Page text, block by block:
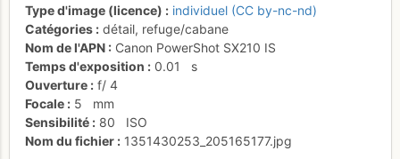
Type d'image (licence)
individuel (CC by-nc-nd)
Catégories
détail, refuge/cabane
Nom de l'APN
Canon PowerShot SX210 IS
Temps d'exposition
0.01
s
Ouverture
f/ 4
Focale
5
mm
Sensibilité
80
ISO
Nom du fichier
1351430253_205165177.jpg